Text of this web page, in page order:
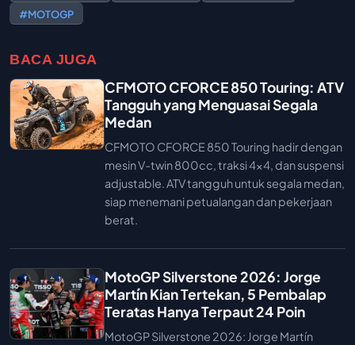
#MOTOGP
BACA JUGA
CFMOTO CFORCE 850 Touring: ATV
Tangguh yang Menguasai Segala
Medan
CFMOTO CFORCE 850 Touring hadir dengan
mesin V-twin 800cc, traksi 4x4, dan suspensi
adjustable. ATV tangguh untuk segala medan,
siap menemani petualangan dan pekerjaan
berat.
MotoGP Silverstone 2026: Jorge
Martín Kian Tertekan, 5 Pembalap
Teratas Hanya Terpaut 24 Poin
MotoGP Silverstone 2026: Jorge Martín